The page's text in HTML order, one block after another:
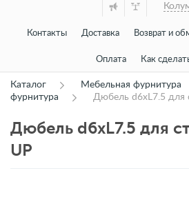
Контакты Доставка Возврат и
Оплата Как
Каталог Мебельная фурнитура
фурнитура
Дюбель d6xL7.5 для
Дюбель d6xL7.5 для
UP